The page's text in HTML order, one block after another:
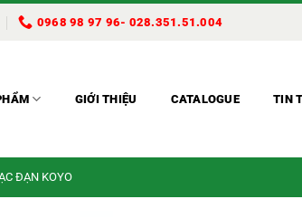
0968 98 97 96- 028.351.51.004
GIỚI THIỆU CATALOGUE TIN
ĐẠN KOYO